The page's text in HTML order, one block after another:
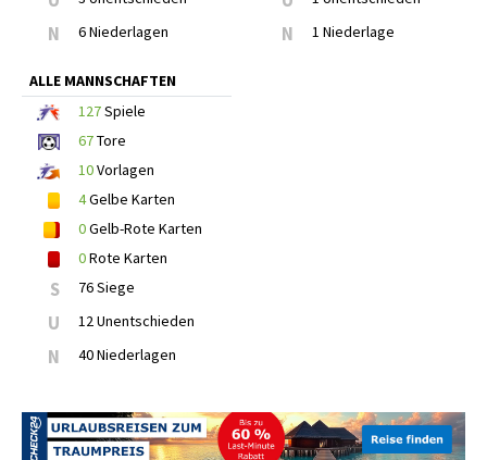
N 6 Niederlagen N 1 Niederlage
ALLE MANNSCHAFTEN
127Spiele
67Tore
10Vorlagen
4Gelbe Karten
0Gelb-Rote Karten
0Rote Karten
S 76 Siege
U 12 Unentschieden
N 40 Niederlagen